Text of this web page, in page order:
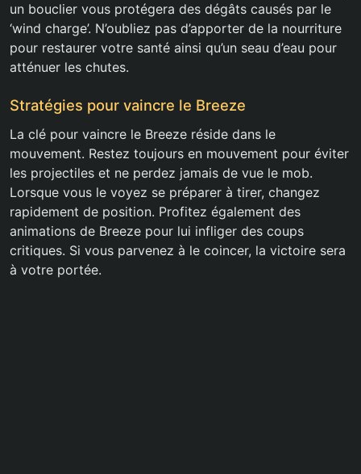
un bouclier vous protégera des dégâts causés par le
‘wind charge’. N’oubliez pas d’apporter de la nourriture
pour restaurer votre santé ainsi qu’un seau d’eau pour
atténuer les chutes.
Stratégies pour vaincre le Breeze
La clé pour vaincre le Breeze réside dans le
mouvement. Restez toujours en mouvement pour éviter
les projectiles et ne perdez jamais de vue le mob.
Lorsque vous le voyez se préparer à tirer, changez
rapidement de position. Profitez également des
animations de Breeze pour lui infliger des coups
critiques. Si vous parvenez à le coincer, la victoire sera
à votre portée.